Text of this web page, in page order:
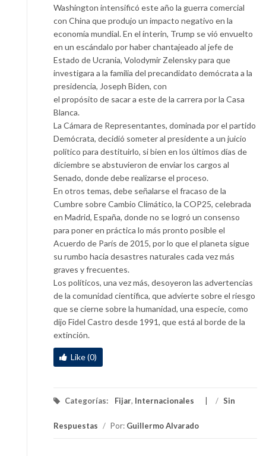
Washington intensificó este año la guerra comercial
con China que produjo un impacto negativo en la
economía mundial. En el ínterin, Trump sevió envuelto
en un escándalo por haber chantajeado al jefe de
Estado de Ucrania, Volodymir Zelensky para que
investigara a la familia del precandidato demócrata a la
presidencia, Joseph Biden, con
el propósito de sacar a este de la carrera por la Casa
Blanca.
La Cámara de Representantes, dominada por el partido
Demócrata, decidió someter al presidente a un juicio
político para destituirlo, si bien en los últimos días de
diciembre se abstuvieron de enviar los cargos al
Senado, donde debe realizarse el proceso.
En otros temas, debe señalarse el fracaso de la
Cumbre sobre Cambio Climático, la COP25, celebrada
en Madrid, España, donde no se logró un consenso
para poner en práctica lo más pronto posible el
Acuerdo de París de 2015, por lo que el planeta sigue
su rumbo hacia desastres naturales cada vez más
graves y frecuentes.
Los políticos, una vez más, desoyeron las advertencias
de la comunidad científica, que advierte sobre el riesgo
que se cierne sobre la humanidad, una especie, como
dijo Fidel Castro desde 1991, que está al borde de la
extinción.
Like (0)
Categorías: Fijar, Internacionales / Sin
Respuestas / Por: Guillermo Alvarado